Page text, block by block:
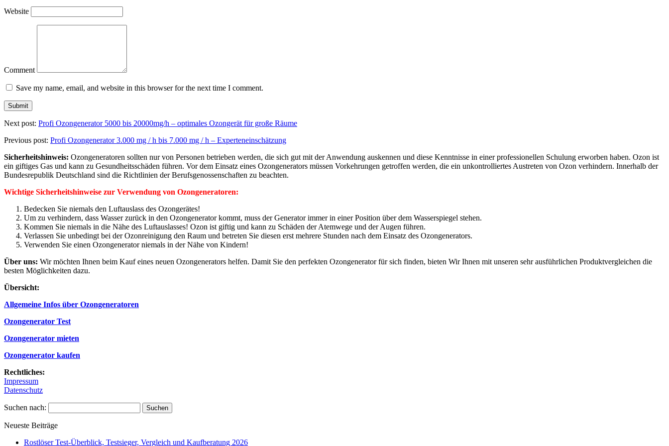
Website
Comment
Save my name, email, and website in this browser for the next time I comment.
Next post: Profi Ozongenerator 5000 bis 20000mg/h – optimales Ozongerät für große Räume
Previous post: Profi Ozongenerator 3.000 mg / h bis 7.000 mg / h – Experteneinschätzung
Sicherheitshinweis: Ozongeneratoren sollten nur von Personen betrieben werden, die sich gut mit der Anwendung auskennen und diese Kenntnisse in einer professionellen Schulung erworben haben. Ozon ist
ein giftiges Gas und kann zu Gesundheitsschäden führen. Vor dem Einsatz eines Ozongenerators müssen Vorkehrungen getroffen werden, die ein unkontrolliertes Austreten von Ozon verhindern. Innerhalb der
Bundesrepublik Deutschland sind die Richtlinien der Berufsgenossenschaften zu beachten.
Wichtige Sicherheitshinweise zur Verwendung von Ozongeneratoren:
Bedecken Sie niemals den Luftauslass des Ozongerätes!
Um zu verhindern, dass Wasser zurück in den Ozongenerator kommt, muss der Generator immer in einer Position über dem Wasserspiegel stehen.
Kommen Sie niemals in die Nähe des Luftauslasses! Ozon ist giftig und kann zu Schäden der Atemwege und der Augen führen.
Verlassen Sie unbedingt bei der Ozonreinigung den Raum und betreten Sie diesen erst mehrere Stunden nach dem Einsatz des Ozongenerators.
Verwenden Sie einen Ozongenerator niemals in der Nähe von Kindern!
Über uns: Wir möchten Ihnen beim Kauf eines neuen Ozongenerators helfen. Damit Sie den perfekten Ozongenerator für sich finden, bieten Wir Ihnen mit unseren sehr ausführlichen Produktvergleichen die
besten Möglichkeiten dazu.
Übersicht:
Allgemeine Infos über Ozongeneratoren
Ozongenerator Test
Ozongenerator mieten
Ozongenerator kaufen
Rechtliches:
Impressum
Datenschutz
Suchen nach:
Neueste Beiträge
Rostlöser Test-Überblick, Testsieger, Vergleich und Kaufberatung 2026